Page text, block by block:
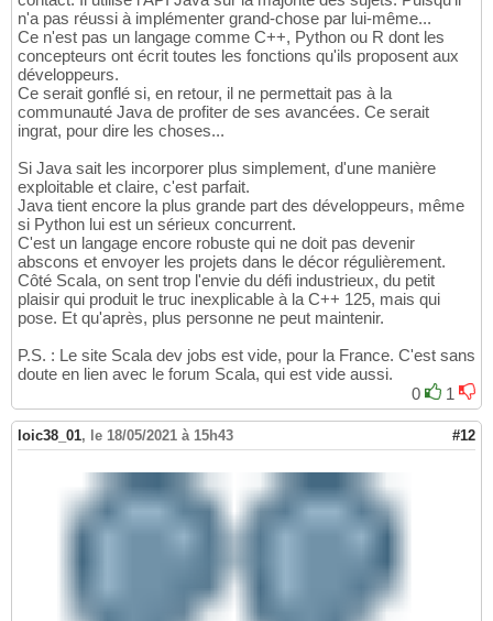
n'a pas réussi à implémenter grand-chose par lui-même...
Ce n'est pas un langage comme C++, Python ou R dont les
concepteurs ont écrit toutes les fonctions qu'ils proposent aux
développeurs.
Ce serait gonflé si, en retour, il ne permettait pas à la
communauté Java de profiter de ses avancées. Ce serait
ingrat, pour dire les choses...
Si Java sait les incorporer plus simplement, d'une manière
exploitable et claire, c'est parfait.
Java tient encore la plus grande part des développeurs, même
si Python lui est un sérieux concurrent.
C'est un langage encore robuste qui ne doit pas devenir
abscons et envoyer les projets dans le décor régulièrement.
Côté Scala, on sent trop l'envie du défi industrieux, du petit
plaisir qui produit le truc inexplicable à la C++ 125, mais qui
pose. Et qu'après, plus personne ne peut maintenir.
P.S. : Le site Scala dev jobs est vide, pour la France. C'est sans
doute en lien avec le forum Scala, qui est vide aussi.
0
1
loic38_01, le 18/05/2021 à 15h43 #12